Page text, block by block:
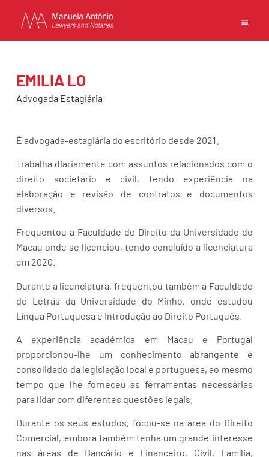
INÍCIO
EQUIPA
ESCRITÓRIO
CONTACTOS
TERMOS DE UTILIZAÇÃO
EN
EMILIA LO
Advogada Estagiária
É advogada-estagiária do escritório desde 2021.
Trabalha diariamente com assuntos relacionados com o
direito societário e civil, tendo experiência na
elaboração e revisão de contratos e documentos
diversos.
Frequentou a Faculdade de Direito da Universidade de
Macau onde se licenciou, tendo concluído a licenciatura
em 2020.
Durante a licenciatura, frequentou também a Faculdade
de Letras da Universidade do Minho, onde estudou
Língua Portuguesa e Introdução ao Direito Português.
A experiência académica em Macau e Portugal
proporcionou-lhe um conhecimento abrangente e
consolidado da legislação local e portuguesa, ao mesmo
tempo que lhe forneceu as ferramentas necessárias
para lidar com diferentes questões legais.
Durante os seus estudos, focou-se na área do Direito
Comercial, embora também tenha um grande interesse
nas áreas de Bancário e Financeiro, Civil, Família,